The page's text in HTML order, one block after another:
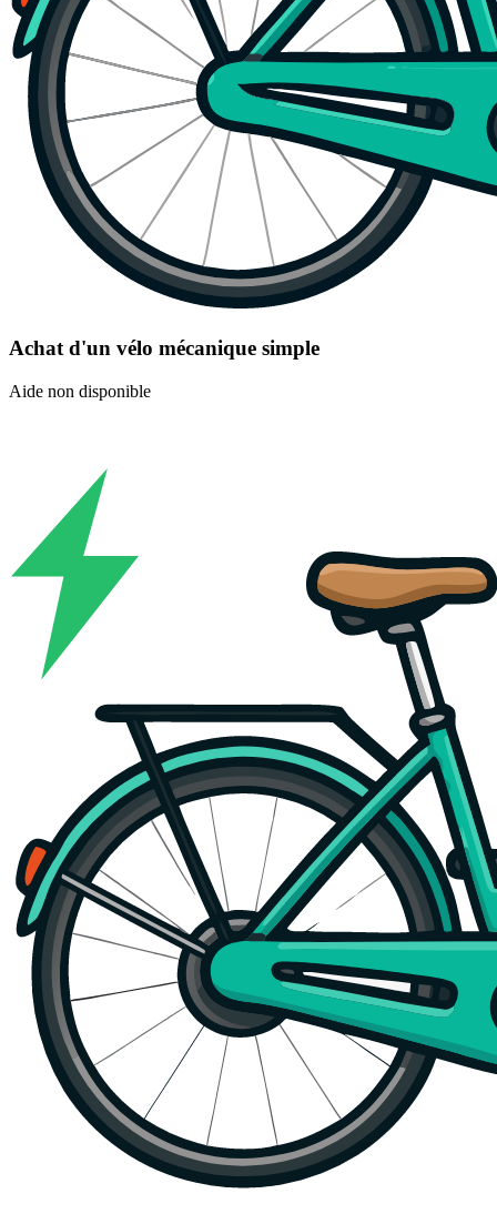
Achat d'un vélo mécanique simple
Aide non disponible